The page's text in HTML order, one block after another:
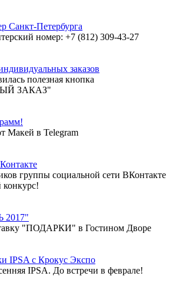
Санкт-Петербурга
номер: +7 (812) 309-43-27
заказов
полезная кнопка
ЗАКАЗ"
Макей в Telegram
группы социальной сети ВКонтакте
"ПОДАРКИ" в Гостином Дворе
IPSA с Крокус Экспо
IPSA. До встречи в феврале!